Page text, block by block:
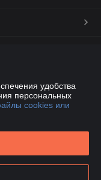
Олег Васильевич
удобства
персональных
cookies или